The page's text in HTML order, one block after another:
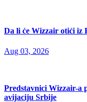
Da li će Wizzair otići iz
Aug 03, 2026
Predstavnici Wizzair-a
avijaciju Srbije